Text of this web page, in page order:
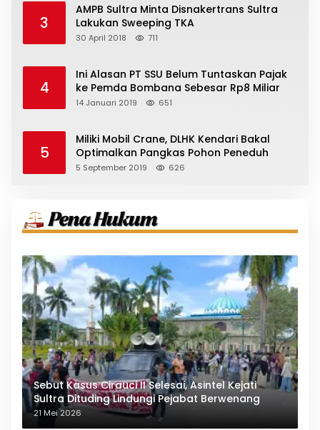
3
AMPB Sultra Minta Disnakertrans Sultra
Lakukan Sweeping TKA
30 April 2018 711
4
Ini Alasan PT SSU Belum Tuntaskan Pajak
ke Pemda Bombana Sebesar Rp8 Miliar
14 Januari 2019 651
5
Miliki Mobil Crane, DLHK Kendari Bakal
Optimalkan Pangkas Pohon Peneduh
5 September 2019 626
Sebut Kasus Cirauci II Selesai, Asintel Kejati
Sultra Dituding Lindungi Pejabat Berwenang
21 Mei 2026